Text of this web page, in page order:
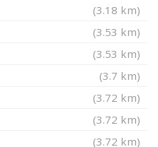
(3.18 km)
(3.53 km)
(3.53 km)
(3.7 km)
(3.72 km)
(3.72 km)
(3.72 km)